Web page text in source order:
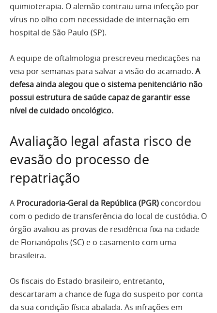
quimioterapia. O alemão contraiu uma infecção por
vírus no olho com necessidade de internação em
hospital de São Paulo (SP).
A equipe de oftalmologia prescreveu medicações na
veia por semanas para salvar a visão do acamado. A
defesa ainda alegou que o sistema penitenciário não
possui estrutura de saúde capaz de garantir esse
nível de cuidado oncológico.
Avaliação legal afasta risco de
evasão do processo de
repatriação
A Procuradoria-Geral da República (PGR) concordou
com o pedido de transferência do local de custódia. O
órgão avaliou as provas de residência fixa na cidade
de Florianópolis (SC) e o casamento com uma
brasileira.
Os fiscais do Estado brasileiro, entretanto,
descartaram a chance de fuga do suspeito por conta
da sua condição física abalada. As infrações em